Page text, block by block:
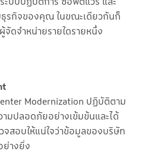
ธุรกิจของคุณ ในขณะเดียวกันก็
ดจำหน่ายรายใดรายหนึ่ง
Modernization ปฏิบัติตาม
มปลอดภัยอย่างเข้มข้นและได้
จสอบให้แน่ใจว่าข้อมูลของบริษัท
างยิ่ง